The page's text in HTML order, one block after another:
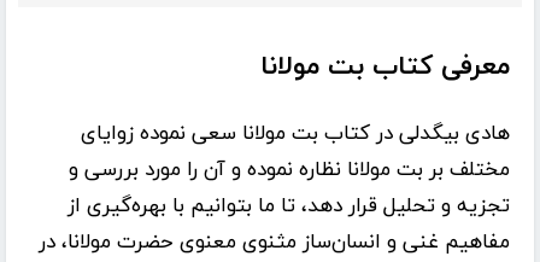
معرفی کتاب بت مولانا
هادی بیگدلی در کتاب بت مولانا سعی نموده زوایای
مختلف بر بت مولانا نظاره نموده و آن را مورد بررسی و
تجزیه و تحلیل قرار دهد، تا ما بتوانیم با بهره‌گیری از
مفاهیم غنی و انسان‌ساز مثنوی معنوی حضرت مولانا، در